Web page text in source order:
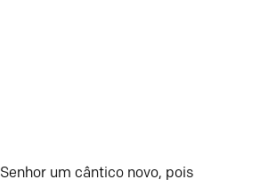
Senhorum cântico novo, pois